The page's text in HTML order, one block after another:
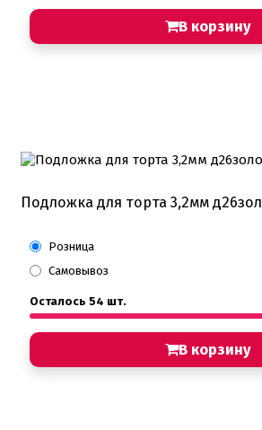
В корзину
Подложка для торта 3,2мм
Розница
Самовывоз
Осталось 54 шт.
В корзину